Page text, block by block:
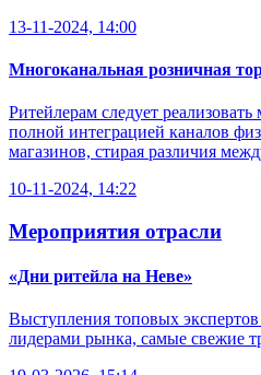
13-11-2024, 14:00
Многоканальная розничная
Ритейлерам следует
полной интеграцией каналов
магазинов, стирая различия
10-11-2024, 14:22
Мероприятия отрасли
«Дни ритейла на Неве»
Выступления топовых
лидерами рынка, самые свежие